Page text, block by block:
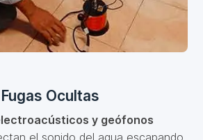
Ocultas
y geófonos
el sonido del agua escapando